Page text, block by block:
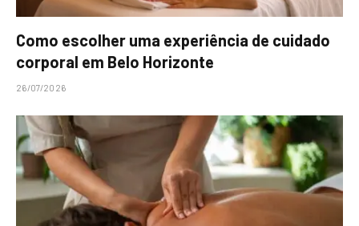
Como escolher uma experiência de cuidado
corporal em Belo Horizonte
26/07/2026